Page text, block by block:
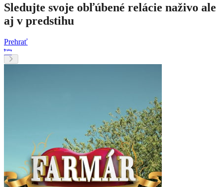
Sledujte svoje obľúbené relácie naživo ale
aj v predstihu
Prehrať